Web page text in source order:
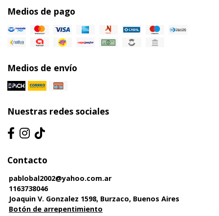
Medios de pago
Medios de envío
Nuestras redes sociales
Contacto
pablobal2002@yahoo.com.ar
1163738046
Joaquin V. Gonzalez 1598, Burzaco, Buenos Aires
Botón de arrepentimiento